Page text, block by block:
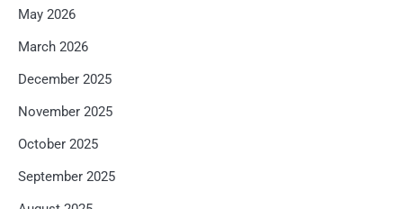
May 2026
March 2026
December 2025
November 2025
October 2025
September 2025